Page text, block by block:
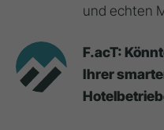
und echten
F.acT:
Ihrer